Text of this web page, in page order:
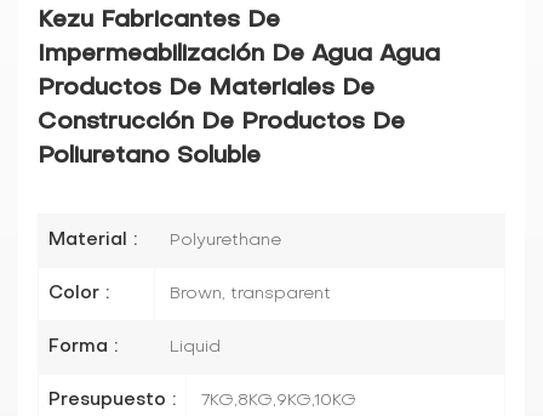
Kezu Fabricantes De
Impermeabilización De Agua Agua
Productos De Materiales De
Construcción De Productos De
Poliuretano Soluble
Material : Polyurethane
Color : Brown, transparent
Forma : Liquid
Presupuesto : 7KG,8KG,9KG,10KG